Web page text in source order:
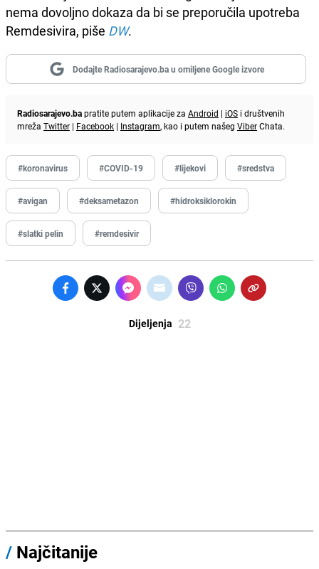
nema dovoljno dokaza da bi se preporučila upotreba
Remdesivira, piše DW.
Dodajte Radiosarajevo.ba u omiljene Google izvore
Radiosarajevo.bapratite putem aplikacije za Android | iOS i društvenih
mreža Twitter | Facebook | Instagram, kao i putem našeg ViberChata.
#koronavirus #COVID-19 #lijekovi #sredstva
#avigan #deksametazon #hidroksiklorokin
#slatki pelin #remdesivir
Dijeljenja 22
/ Najčitanije